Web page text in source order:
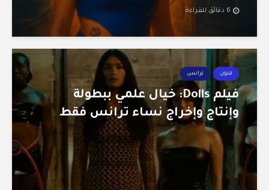
6 دقائق للقراءة
فنون ترانس
فيلم Dolls: خيال علمي ببطولة
وإنتاج وإخراج نساء ترانس فقط